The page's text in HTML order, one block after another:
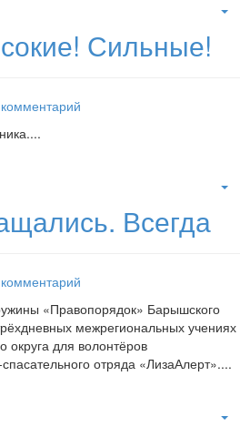
Сильные!
Всегда
«Правопорядок» Барышского
межрегиональных учениях
округа для волонтёров
отряда «ЛизаАлерт»....